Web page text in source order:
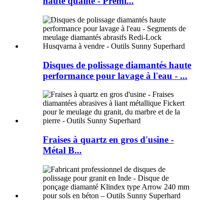
Disques de polissage diamantés haute
performance pour lavage à l'eau - ...
Fraises à quartz en gros d'usine -
Métal B...